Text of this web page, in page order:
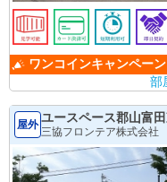
ワンコインキャンペーン
部
屋外 ユースペース郡山富
三協フロンテア株式会社